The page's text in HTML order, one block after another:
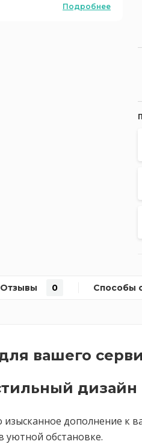
Подробнее
Отзывы 0 Способы
вашего
дизайн
дополнение к
уютной обстановке.